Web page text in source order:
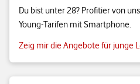
Du bist unter 28? Profitier von
Young-Tarifen mit Smartphone.
Zeig mir die Angebote für junge